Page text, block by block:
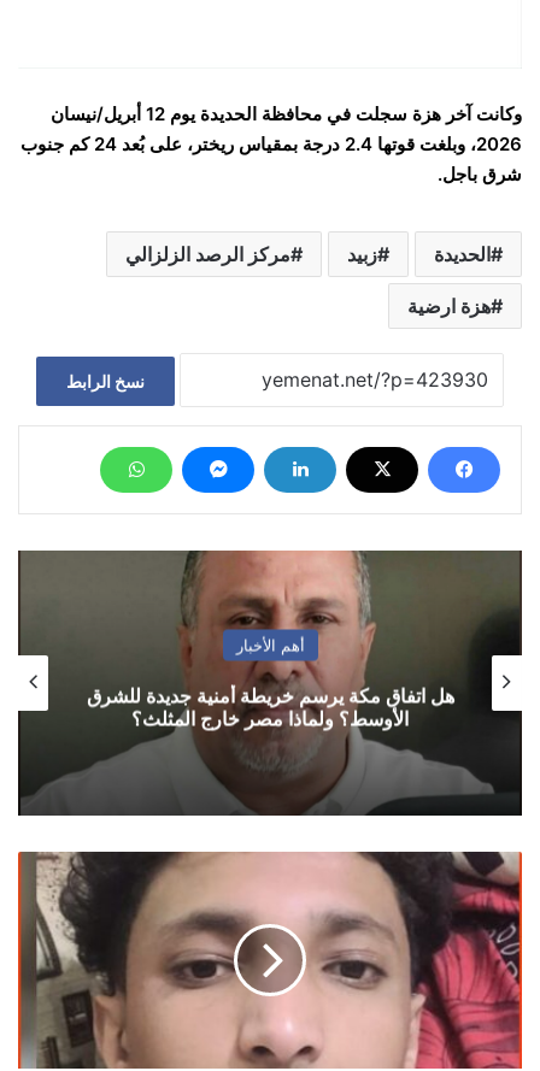
وكانت آخر هزة سجلت في محافظة الحديدة يوم 12 أبريل/نيسان
2026، وبلغت قوتها 2.4 درجة بمقياس ريختر، على بُعد 24 كم جنوب
شرق باجل.
الحديدة زبيد مركز الرصد الزلزالي
هزة ارضية
نسخ الرابط
أهم الأخبار
هل اتفاق مكة يرسم خريطة أمنية جديدة للشرق
الأوسط؟ ولماذا مصر خارج المثلث؟
مصدر:
تسليم
جندي
قتل
شاب
في
القبيطة